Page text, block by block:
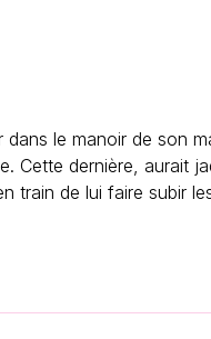
le manoir de son
Cette dernière, aurait
train de lui faire subir